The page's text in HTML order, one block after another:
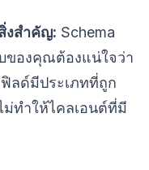
งสำคัญ: Schema
องคุณต้องแน่ใจว่า
ลด์มีประเภทที่ถูก
ม่ทำให้ไคลเอนต์ที่มี